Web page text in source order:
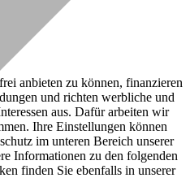
anbieten zu können, finanzieren
und richten werbliche und
aus. Dafür arbeiten wir
Ihre Einstellungen können
im unteren Bereich unserer
Informationen zu den folgenden
finden Sie ebenfalls in unserer